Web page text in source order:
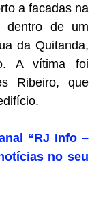
a facadas na
dentro de um
da Quitanda,
A vítima foi
Ribeiro, que
“RJ Info –
no seu